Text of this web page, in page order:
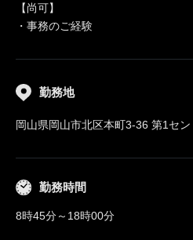
【尚可】
・事務のご経験
勤務地
岡山県岡山市北区本町3-36 第1セ
勤務時間
8時45分～18時00分